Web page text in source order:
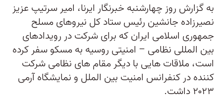
به گزارش روز چهارشنبه خبرنگار ایرنا، امیر سرتیپ عزیز
نصیرزاده جانشین رئیس ستاد کل نیروهای مسلح
جمهوری اسلامی ایران که برای شرکت در رویدادهای
بین المللی نظامی – امنیتی روسیه به مسکو سفر کرده
است، ملاقات هایی با دیگر مقام های نظامی شرکت
کننده در کنفرانس امنیت بین الملل و نمایشگاه آرمی
۲۰۲۳ داشت.